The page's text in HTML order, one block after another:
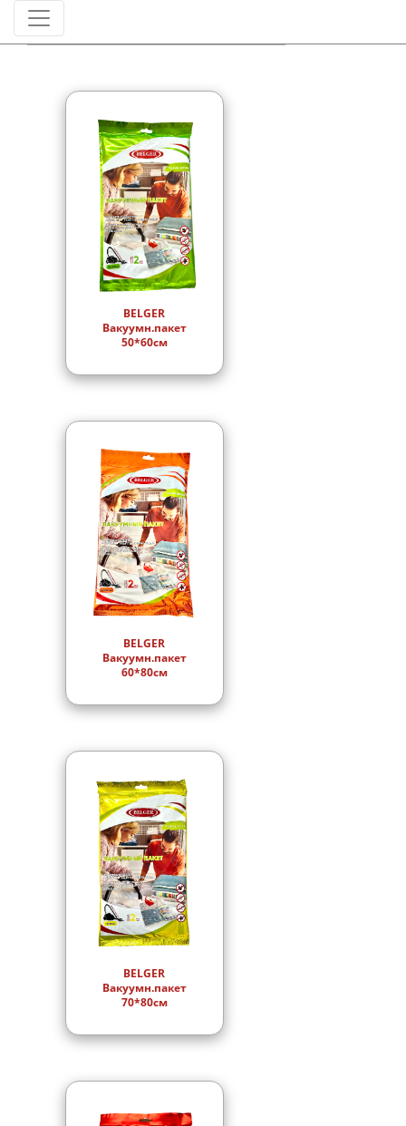
BELGER
Вакуумн.пакет
50*60см
BELGER
Вакуумн.пакет
60*80см
BELGER
Вакуумн.пакет
70*80см